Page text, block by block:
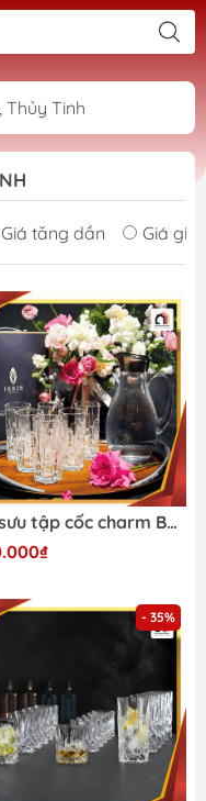
Thủy Tinh
Giá tăng dần Giá
Bộ sưu tập cốc charm Bossa đế trụ nhà Irris DE chuẩn Châu Âu
- 35%